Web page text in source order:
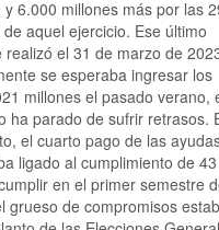
6.000 millones más por las
aquel ejercicio. Ese último
realizó el 31 de marzo de
se esperaba ingresar los
millones el pasado verano,
ha parado de sufrir retrasos.
el cuarto pago de las
ligado al cumplimiento de
en el primer semestre
grueso de compromisos